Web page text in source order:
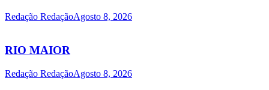
Redação RedaçãoAgosto 8, 2026
RIO MAIOR
Redação RedaçãoAgosto 8, 2026